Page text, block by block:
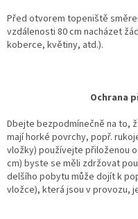
Před otvorem topeniště
vzdálenosti 80 cm nacházet
koberce, květiny, atd.).
Ochrana
Dbejte bezpodmínečně na to,
mají horké povrchy, popř.
vložky) používejte přiloženou
cm) byste se měli zdržovat
delšího pobytu může dojít k
vložce), která jsou v provozu,